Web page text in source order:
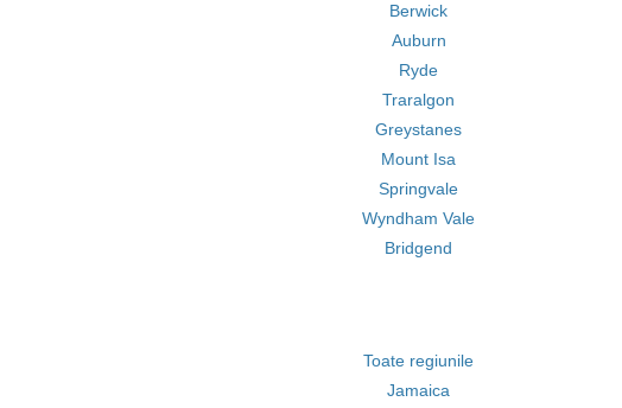
Berwick
Auburn
Ryde
Traralgon
Greystanes
Mount Isa
Springvale
Wyndham Vale
Bridgend
Toate regiunile
Jamaica